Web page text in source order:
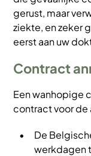
gerust, maar
ziekte, en zeker
eerst aan uw
Contract
Een wanhopige
contract voor de
De
werkdagen